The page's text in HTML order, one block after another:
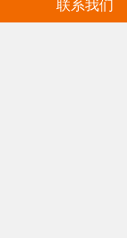
联系我们